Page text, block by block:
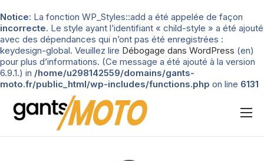
Notice: La fonction WP_Styles::add a été appelée de façon
incorrecte. Le style ayant l’identifiant « child-style » a été ajouté
avec des dépendances qui n’ont pas été enregistrées :
keydesign-global. Veuillez lire Débogage dans WordPress (en)
pour plus d’informations. (Ce message a été ajouté à la version
6.9.1.) in /home/u298142559/domains/gants-
moto.fr/public_html/wp-includes/functions.php on line 6131
Nos tests